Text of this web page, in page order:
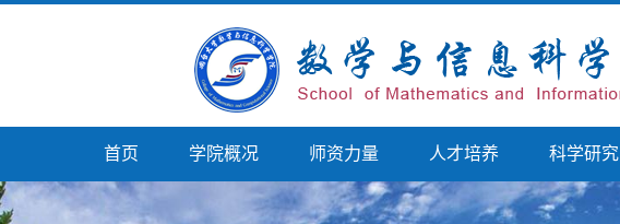
首页 学院概况 师资力量 人才培养 科学研究